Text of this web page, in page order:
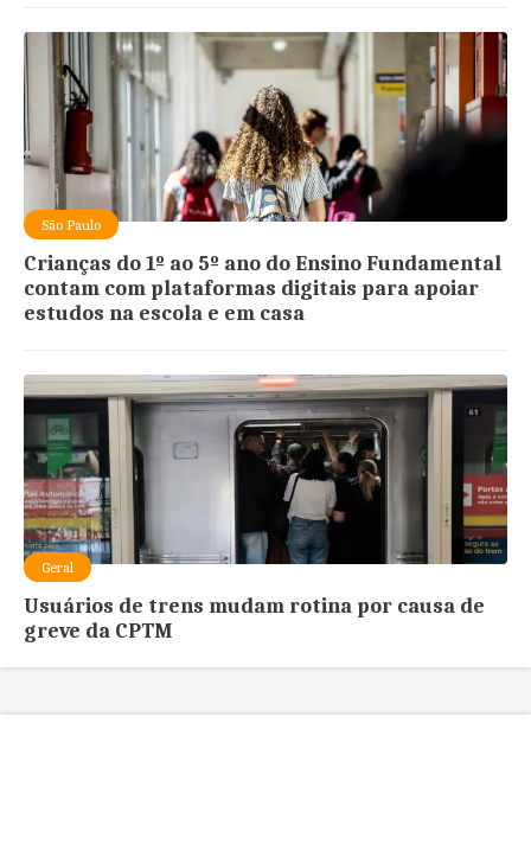
São Paulo
Crianças do 1º ao 5º ano do Ensino Fundamental
contam com plataformas digitais para apoiar
estudos na escola e em casa
Geral
Usuários de trens mudam rotina por causa de
greve da CPTM